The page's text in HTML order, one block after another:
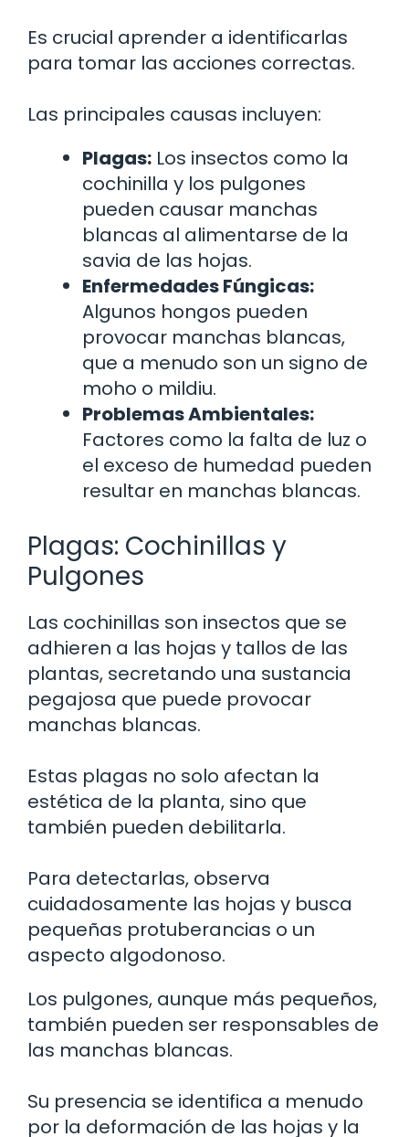
Es crucial aprender a identificarlas
para tomar las acciones correctas.
Las principales causas incluyen:
Plagas: Los insectos como la
cochinilla y los pulgones
pueden causar manchas
blancas al alimentarse de la
savia de las hojas.
Enfermedades Fúngicas:
Algunos hongos pueden
provocar manchas blancas,
que a menudo son un signo de
moho o mildiu.
Problemas Ambientales:
Factores como la falta de luz o
el exceso de humedad pueden
resultar en manchas blancas.
Plagas: Cochinillas y
Pulgones
Las cochinillas son insectos que se
adhieren a las hojas y tallos de las
plantas, secretando una sustancia
pegajosa que puede provocar
manchas blancas.
Estas plagas no solo afectan la
estética de la planta, sino que
también pueden debilitarla.
Para detectarlas, observa
cuidadosamente las hojas y busca
pequeñas protuberancias o un
aspecto algodonoso.
Los pulgones, aunque más pequeños,
también pueden ser responsables de
las manchas blancas.
Su presencia se identifica a menudo
por la deformación de las hojas y la